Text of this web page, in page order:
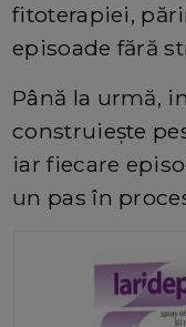
fitoterapiei,
episoade fără
Până la urmă,
construiește
iar fiecare
un pas în